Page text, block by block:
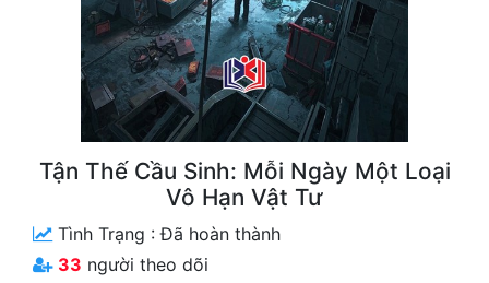
Truyện Convert
Truyện Dịch
Truyện Nhập Môn
Truyện ngắn
Xa Lộ Dịch
Cung Đấu
Tận Thế Cầu Sinh: Mỗi Ngày Một Loại
Vô Hạn Vật Tư
Tình Trạng :Đã hoàn thành
33 người theo dõi